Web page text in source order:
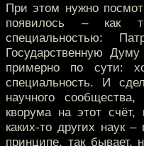
При этом нужно
появилось – как
специальностью:
Государственную
примерно по сути:
специальность. И
научного
кворума на этот счёт,
каких-то других наук
принципе, так бывает,